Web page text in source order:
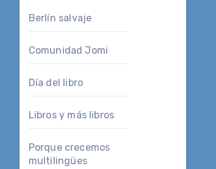
Berlín salvaje
Comunidad Jomi
Día del libro
Libros y más libros
Porque crecemos
multilingües